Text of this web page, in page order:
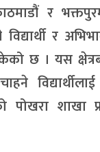
र
र
छ । यस
पोखरा